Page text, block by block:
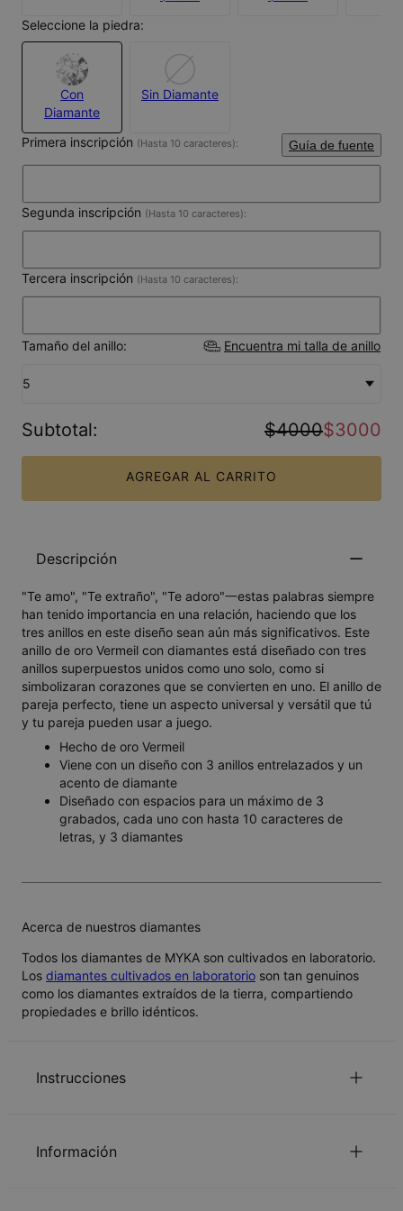
Seleccione la piedra:
Con
Diamante
Sin Diamante
Primera inscripción (Hasta 10 caracteres): Guía de fuente
Segunda inscripción (Hasta 10 caracteres):
Tercera inscripción (Hasta 10 caracteres):
Tamaño del anillo: Encuentra mi talla de anillo
5
Subtotal: $4000$3000
AGREGAR AL CARRITO
Descripción
"Te amo", "Te extraño", "Te adoro"一estas palabras siempre
han tenido importancia en una relación, haciendo que los
tres anillos en este diseño sean aún más significativos. Este
anillo de oro Vermeil con diamantes está diseñado con tres
anillos superpuestos unidos como uno solo, como si
simbolizaran corazones que se convierten en uno. El anillo de
pareja perfecto, tiene un aspecto universal y versátil que tú
y tu pareja pueden usar a juego.
Hecho de oro Vermeil
Viene con un diseño con 3 anillos entrelazados y un
acento de diamante
Diseñado con espacios para un máximo de 3
grabados, cada uno con hasta 10 caracteres de
letras, y 3 diamantes
Acerca de nuestros diamantes
Todos los diamantes de MYKA son cultivados en laboratorio.
Los diamantes cultivados en laboratorio son tan genuinos
como los diamantes extraídos de la tierra, compartiendo
propiedades e brillo idénticos.
Instrucciones
convertir de otras medidas, consulte nuestro
Información